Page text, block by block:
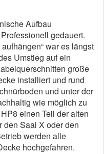
Aufbau
gedauert.
war es längst
Umstieg auf ein
große
installiert und rund
und unter der
wie möglich zu
einen Teil der alten
den Saal X oder den
werden alle
hochgefahren.